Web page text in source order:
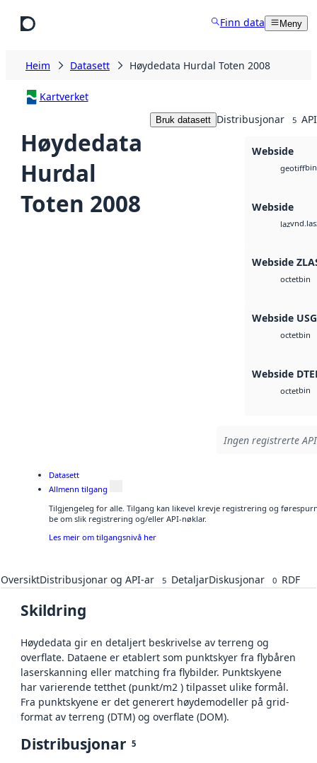
Finn data Meny
Heim Datasett Høydedata Hurdal Toten 2008
Kartverket
Høydedata
Hurdal
Toten 2008
Bruk datasett Distribusjonar 5
Webside
geotiffbin
Webside
laz
Webside
octetbin
Webside
octetbin
Webside
octetbin
Ingen registrerte
Datasett
Allmenn tilgang
Tilgjengeleg for alle. Tilgang kan likevel krevje registrering og
be om slik registrering og/eller API-nøklar.
Les meir om tilgangsnivå her
OversiktDistribusjonar og API-ar 5 DetaljarDiskusjonar 0 RDF
Skildring
Høydedata gir en detaljert beskrivelse av terreng og
overflate. Dataene er etablert som punktskyer fra flybåren
laserskanning eller matching fra flybilder. Punktskyene
har varierende tetthet (punkt/m2 ) tilpasset ulike formål.
Fra punktskyene er det generert høydemodeller på grid-
format av terreng (DTM) og overflate (DOM).
Distribusjonar 5